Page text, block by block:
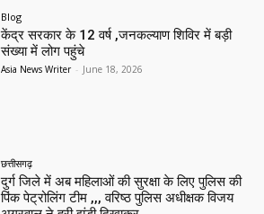
Blog
केंद्र सरकार के 12 वर्ष ,जनकल्याण शिविर में बड़ी
संख्या में लोग पहुंचे
Asia News Writer - June 18, 2026
छत्तीसगढ़
दुर्ग जिले में अब महिलाओं की सुरक्षा के लिए पुलिस की
पिंक पेट्रोलिंग टीम ,,, वरिष्ठ पुलिस अधीक्षक विजय